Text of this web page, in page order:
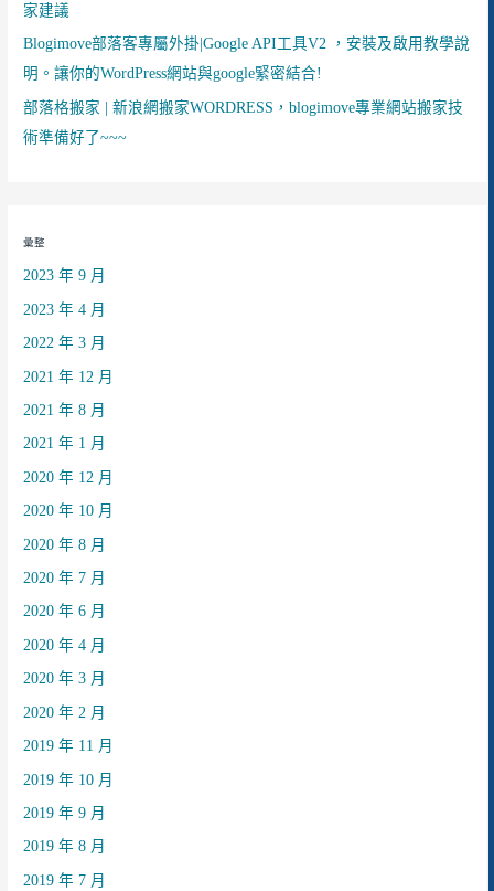
家建議
Blogimove部落客專屬外掛|Google API工具V2 ，安裝及啟用教學說
明。讓你的WordPress網站與google緊密結合!
部落格搬家 | 新浪網搬家WORDRESS，blogimove專業網站搬家技
術準備好了~~~
彙整
2023 年 9 月
2023 年 4 月
2022 年 3 月
2021 年 12 月
2021 年 8 月
2021 年 1 月
2020 年 12 月
2020 年 10 月
2020 年 8 月
2020 年 7 月
2020 年 6 月
2020 年 4 月
2020 年 3 月
2020 年 2 月
2019 年 11 月
2019 年 10 月
2019 年 9 月
2019 年 8 月
2019 年 7 月